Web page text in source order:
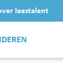
leestalent